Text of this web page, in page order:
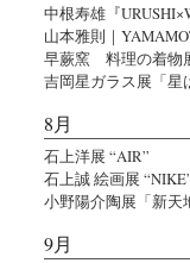
中根寿雄『
山本雅則｜
早蕨窯 料理の着物
吉岡星ガラス展「星
8月
石上洋展 “AIR”
石上誠 絵画展
小野陽介陶展「新天
9月